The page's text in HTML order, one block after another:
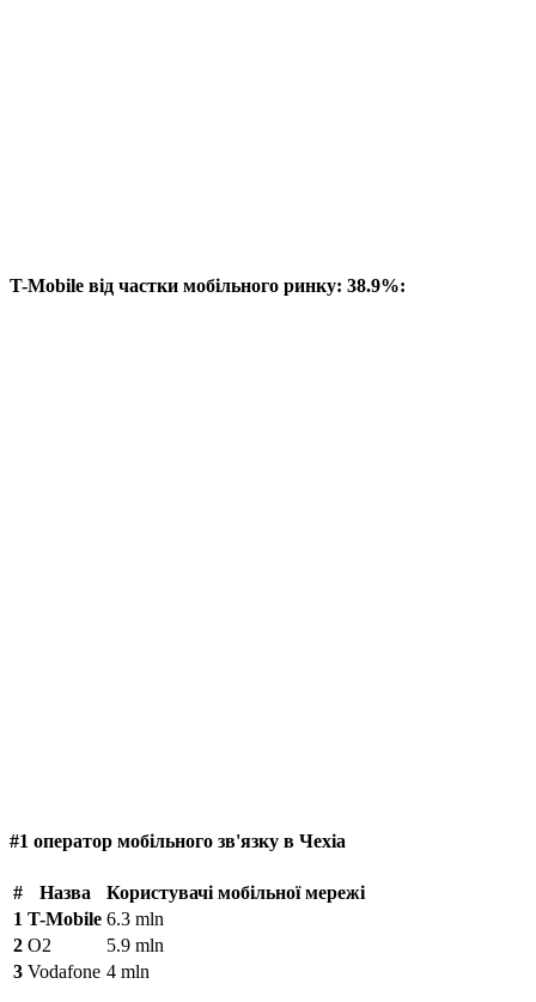
T-Mobile від частки мобільного ринку: 38.9%:
#1 оператор мобільного зв'язку в Чехіа
# Назва
Користувачі мобільної мережі
1 T-Mobile 6.3 mln
2 O2
5.9 mln
3 Vodafone 4 mln